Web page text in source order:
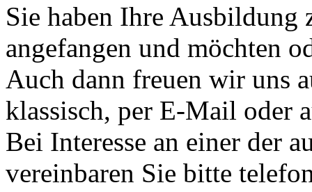
Sie haben Ihre Ausbildung
angefangen und möchten
Auch dann freuen wir uns
klassisch, per E-Mail oder
Bei Interesse an einer der
vereinbaren Sie bitte